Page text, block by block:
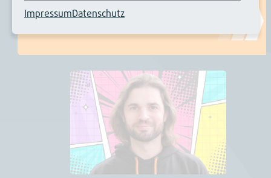
Weiter: Ausblick auf 14.3 LTS
ImpressumDatenschutz